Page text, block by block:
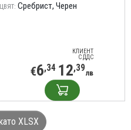
ЦВЯТ: Сребрист Черен
КЛИЕНТ
С ДДС
€6,34 12,39лв
XLSX